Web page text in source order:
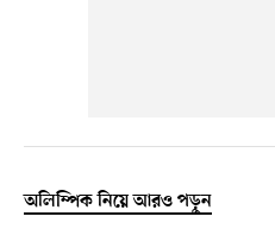
অলিম্পিক নিয়ে আরও পড়ুন